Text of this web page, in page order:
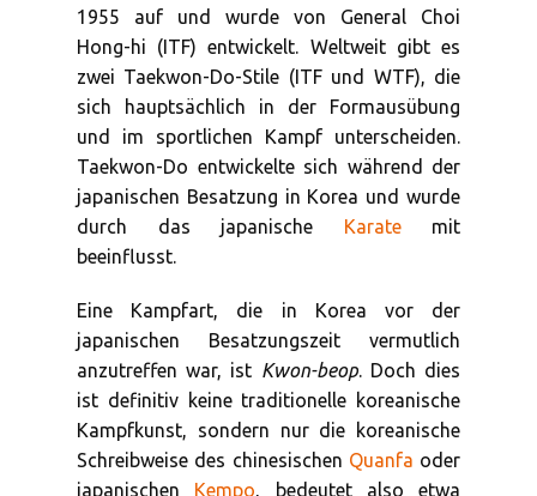
1955 auf und wurde von General Choi
Hong-hi (ITF) entwickelt. Weltweit gibt es
zwei Taekwon-Do-Stile (ITF und WTF), die
sich hauptsächlich in der Formausübung
und im sportlichen Kampf unterscheiden.
Taekwon-Do entwickelte sich während der
japanischen Besatzung in Korea und wurde
durch das japanische Karatemit
beeinflusst.
Eine Kampfart, die in Korea vor der
japanischen Besatzungszeit vermutlich
anzutreffen war, ist Kwon-beop. Doch dies
ist definitiv keine traditionelle koreanische
Kampfkunst, sondern nur die koreanische
Schreibweise des chinesischen Quanfa oder
japanischen Kempo, bedeutet also etwa